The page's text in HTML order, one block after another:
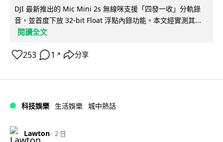
DJI 最新推出的 Mic Mini 2s 無線咪支援「四發一收」分軌錄
音，並首度下放 32-bit Float 浮點內錄功能。本文經實測其...
閱讀全文
253 1 ↗ 分享
科技娛樂 生活娛樂 城中熱話
Lawton 2 日